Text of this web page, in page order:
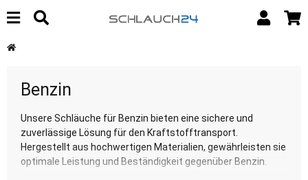
Benzin
Unsere Schläuche für Benzin bieten eine sichere und
zuverlässige Lösung für den Kraftstofftransport.
Hergestellt aus hochwertigen Materialien, gewährleisten sie
optimale Leistung und Beständigkeit gegenüber Benzin.
Entdecken Sie jetzt unsere hochwertigen Benzinschläuche